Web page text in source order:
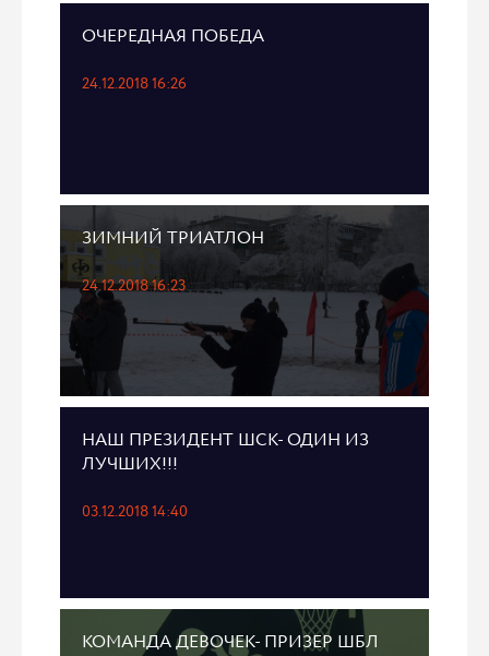
ОЧЕРЕДНАЯ ПОБЕДА
24.12.2018 16:26
ЗИМНИЙ ТРИАТЛОН
24.12.2018 16:23
НАШ ПРЕЗИДЕНТ ШСК- ОДИН ИЗ
ЛУЧШИХ!!!
03.12.2018 14:40
КОМАНДА ДЕВОЧЕК- ПРИЗЕР ШБЛ